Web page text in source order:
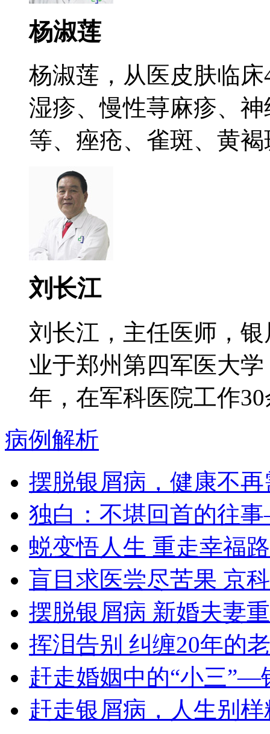
杨淑莲
杨淑莲，从医皮肤临
湿疹、慢性荨麻疹、
等、痤疮、雀斑、黄褐
刘长江
刘长江，主任医师，
业于郑州第四军医大
年，在军科医院工作
病例解析
摆脱银屑病，健康不
独白：不堪回首的往
蜕变悟人生 重走幸福路
盲目求医尝尽苦果 京
摆脱银屑病 新婚夫妻
挥泪告别 纠缠20年的
赶走婚姻中的“小三”—
赶走银屑病，人生别